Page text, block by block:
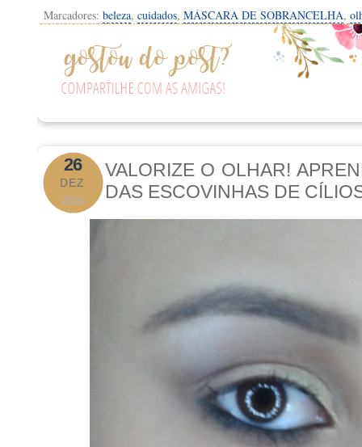
Marcadores: beleza, cuidados, MÁSCARA DE SOBRANCELHA,
26
DEZ
2016
VALORIZE O OLHAR!
DAS ESCOVINHAS DE